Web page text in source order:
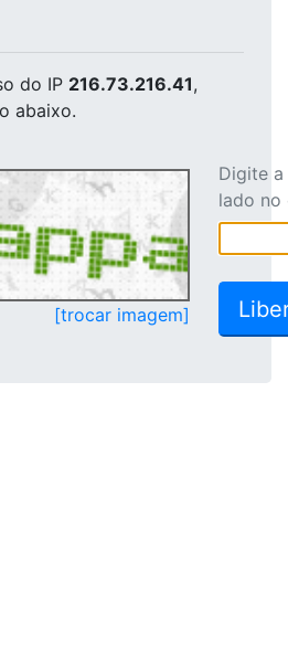
do IP 216.73.216.41,
abaixo.
[trocar imagem]
Digite
lado no